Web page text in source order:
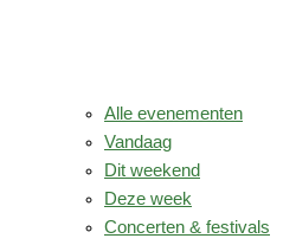
Alle evenementen
Vandaag
Dit weekend
Deze week
Concerten & festivals